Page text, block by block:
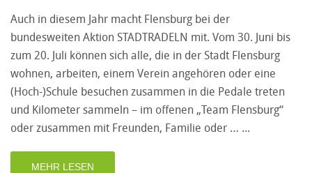
Auch in diesem Jahr macht Flensburg bei der
bundesweiten Aktion STADTRADELN mit. Vom 30. Juni bis
zum 20. Juli können sich alle, die in der Stadt Flensburg
wohnen, arbeiten, einem Verein angehören oder eine
(Hoch-)Schule besuchen zusammen in die Pedale treten
und Kilometer sammeln – im offenen „Team Flensburg“
oder zusammen mit Freunden, Familie oder …
MEHR LESEN